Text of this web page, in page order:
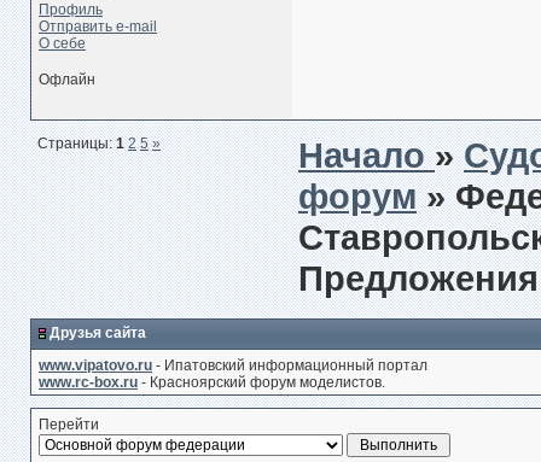
Профиль
Отправить e-mail
О себе
Офлайн
Страницы:1 2 5 » Начало»
форум »
Друзья сайта
www.vipatovo.ru - Ипатовский информационный портал
www.rc-box.ru - Красноярский форум моделистов.
Перейти